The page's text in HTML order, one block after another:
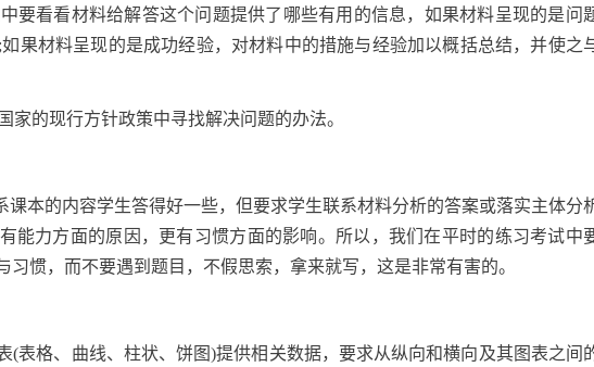
要看看材料给解答这个问题提供了哪些有用的信息，如果材料呈现的是问
果材料呈现的是成功经验，对材料中的措施与经验加以概括总结，并使之
家的现行方针政策中寻找解决问题的办法。
课本的内容学生答得好一些，但要求学生联系材料分析的答案或落实主体分
能力方面的原因，更有习惯方面的影响。所以，我们在平时的练习考试中
惯，而不要遇到题目，不假思索，拿来就写，这是非常有害的。
(表格、曲线、柱状、饼图)提供相关数据，要求从纵向和横向及其图表之间